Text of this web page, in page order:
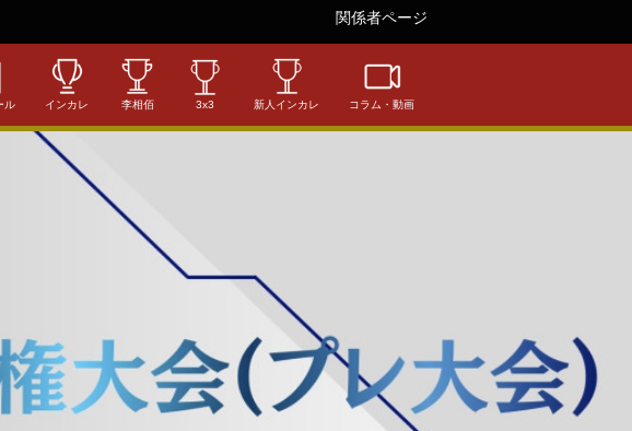
関係者ページ
ル インカレ 李相佰 3x3 新人インカレ コラム・動画